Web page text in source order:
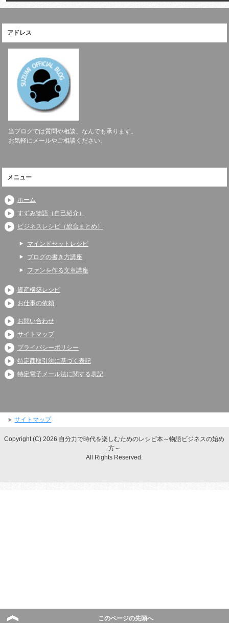
アドレス
当ブログでは質問や相談、なんでも承ります。
お気軽にメールやご相談ください。
メニュー
ホーム
すずみ物語（自己紹介）
ビジネスレシピ（総合まとめ）
マインドセットレシピ
ブログの書き方講座
ファンを作る文章講座
資産構築レシピ
お仕事の依頼
お問い合わせ
サイトマップ
プライバシーポリシー
特定商取引法に基づく表記
特定電子メール法に関する表記
サイトマップ
Copyright (C) 2026 自分力で時代を楽しむためのレシピ本～物語ビジネスの始め
方～
All Rights Reserved.
このページの先頭へ